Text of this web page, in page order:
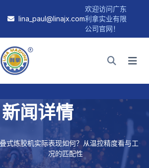
lina_paul@linajx.com
欢迎访问广东
利拿实业有限
公司官网！
新闻详情
式炼胶机实际表现如何？从温控精度看与工
况的匹配性